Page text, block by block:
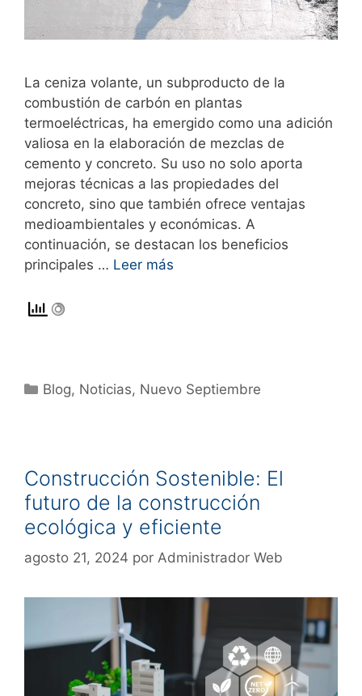
La ceniza volante, un subproducto de la
combustión de carbón en plantas
termoeléctricas, ha emergido como una adición
valiosa en la elaboración de mezclas de
cemento y concreto. Su uso no solo aporta
mejoras técnicas a las propiedades del
concreto, sino que también ofrece ventajas
medioambientales y económicas. A
continuación, se destacan los beneficios
principales … Leer más
Blog, Noticias, Nuevo Septiembre
Construcción Sostenible: El
futuro de la construcción
ecológica y eficiente
agosto 21, 2024 por Administrador Web